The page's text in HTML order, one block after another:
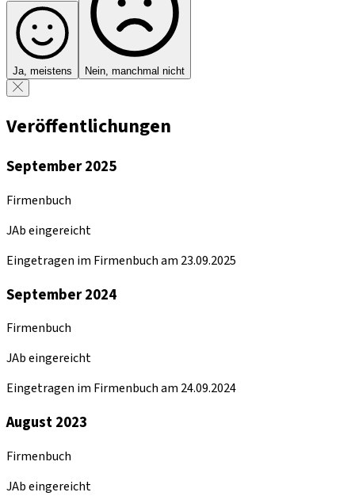
Ja, meistens Nein, manchmal nicht
Veröffentlichungen
September 2025
Firmenbuch
JAb eingereicht
Eingetragen im Firmenbuch am 23.09.2025
September 2024
Firmenbuch
JAb eingereicht
Eingetragen im Firmenbuch am 24.09.2024
August 2023
Firmenbuch
JAb eingereicht